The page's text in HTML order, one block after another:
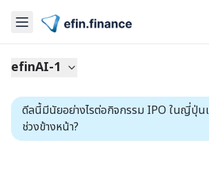
efinAI-1
ดีลนี้มีนัยอย่างไรต่อกิจกรรม IPO ในญี่ปุ่นแ
ช่วงข้างหน้า?